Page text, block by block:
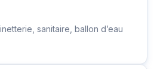
sanitaire, ballon d’eau